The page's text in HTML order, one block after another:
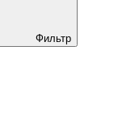
Фильтр